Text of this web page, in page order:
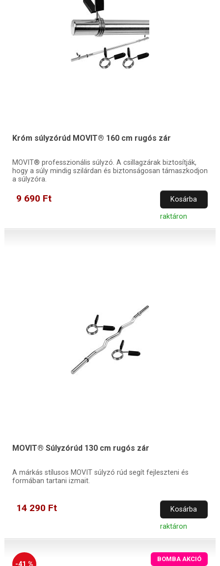
Króm súlyzórúd MOVIT® 160 cm rugós zár
MOVIT® professzionális súlyzó. A csillagzárak biztosítják,
hogy a súly mindig szilárdan és biztonságosan támaszkodjon
a súlyzóra.
9 690 Ft Kosárba
raktáron
MOVIT® Súlyzórúd 130 cm rugós zár
A márkás stílusos MOVIT súlyzó rúd segít fejleszteni és
formában tartani izmait.
14 290 Ft Kosárba
raktáron
-41 %
BOMBA AKCIÓ